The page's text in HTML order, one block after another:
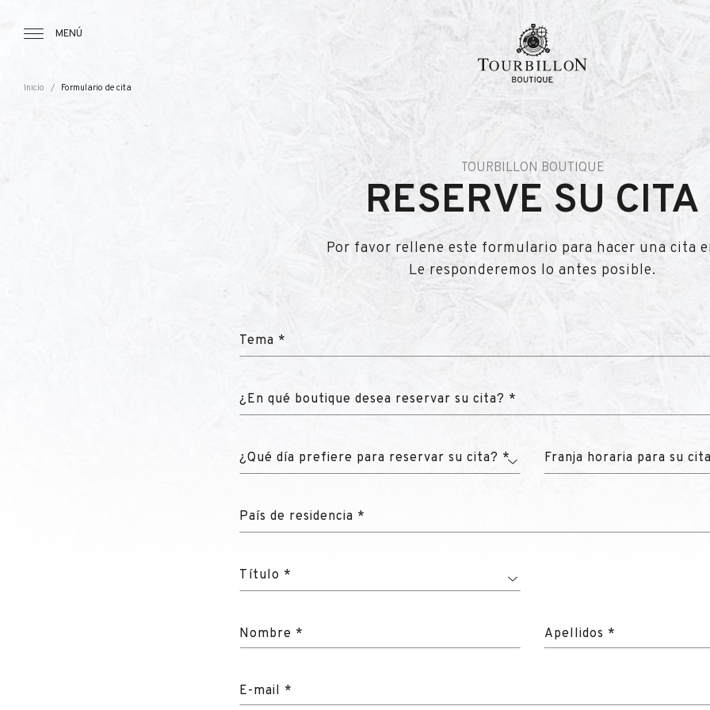
MENÚ
Inicio Formulario de cita
TOURBILLON BOUTIQUE
RESERVE SU CITA
Por favor rellene este formulario para hacer una cita
Le responderemos lo antes posible.
Tema *
¿En qué boutique desea reservar su cita? *
¿Qué día prefiere para reservar su cita? * Franja horaria para su
País de residencia *
Título *
Nombre * Apellidos *
E-mail *